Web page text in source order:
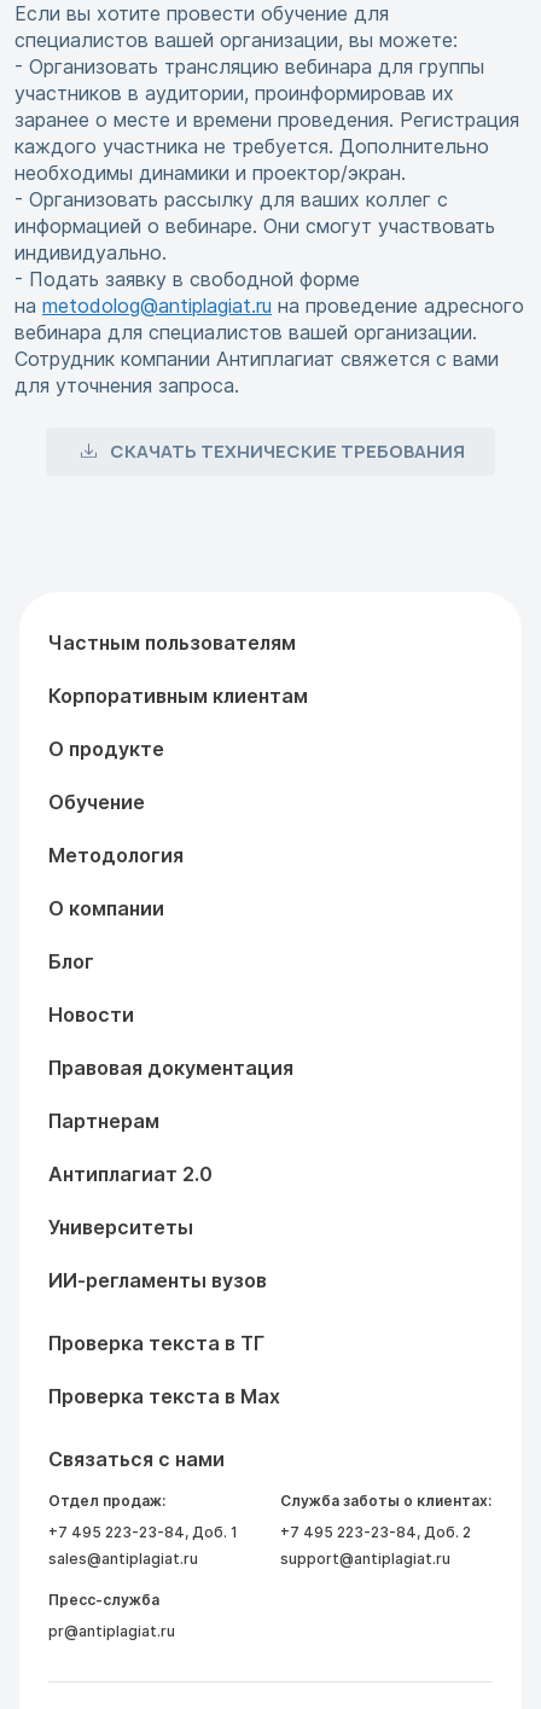
Если вы хотите провести обучение для
специалистов вашей организации, вы можете:
- Организовать трансляцию вебинара для группы
участников в аудитории, проинформировав их
заранее о месте и времени проведения. Регистрация
каждого участника не требуется. Дополнительно
необходимы динамики и проектор/экран.
- Организовать рассылку для ваших коллег с
информацией о вебинаре. Они смогут участвовать
индивидуально.
- Подать заявку в свободной форме
на metodolog@antiplagiat.ru на проведение адресного
вебинара для специалистов вашей организации.
Сотрудник компании Антиплагиат свяжется с вами
для уточнения запроса.
СКАЧАТЬ ТЕХНИЧЕСКИЕ ТРЕБОВАНИЯ
Частным пользователям
Корпоративным клиентам
О продукте
Обучение
Методология
О компании
Блог
Новости
Правовая документация
Партнерам
Антиплагиат 2.0
Университеты
ИИ-регламенты вузов
Проверка текста в ТГ
Проверка текста в Max
Связаться с нами
Отдел продаж:
+7 495 223-23-84, Доб. 1
sales@antiplagiat.ru
Служба заботы о клиентах:
+7 495 223-23-84, Доб. 2
support@antiplagiat.ru
Пресс-служба
pr@antiplagiat.ru